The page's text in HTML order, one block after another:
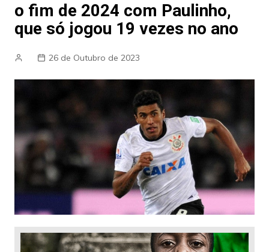
o fim de 2024 com Paulinho,
que só jogou 19 vezes no ano
26 de Outubro de 2023